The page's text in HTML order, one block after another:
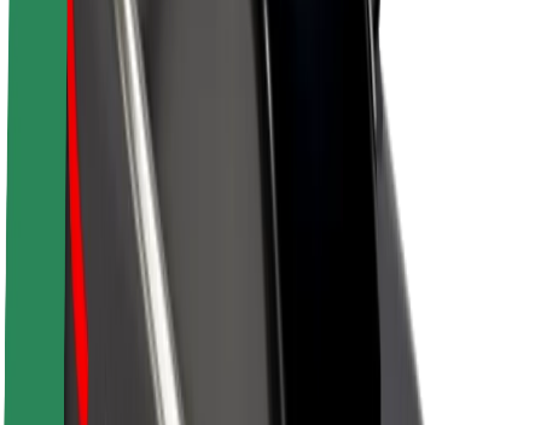
Francais
Kerjaya
Mengenai Bolt
Kelestarian di Bolt
Project Zero
Blog
Bilik berita
Penduan penjenamaan